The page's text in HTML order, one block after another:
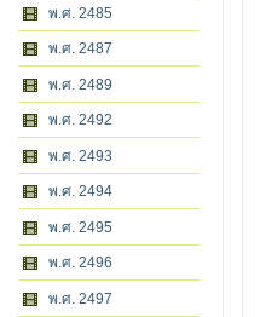
พ.ศ. 2485
พ.ศ. 2487
พ.ศ. 2489
พ.ศ. 2492
พ.ศ. 2493
พ.ศ. 2494
พ.ศ. 2495
พ.ศ. 2496
พ.ศ. 2497